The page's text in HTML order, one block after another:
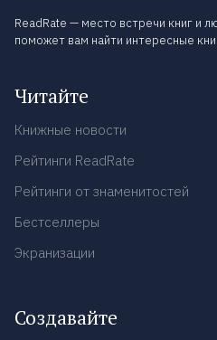
ReadRate — место встречи книг и
поможет вам найти интересные
Читайте
Книжные новости
Рейтинги ReadRate
Рейтинги от знаменитостей
Бестселлеры
Экранизации
Создавайте